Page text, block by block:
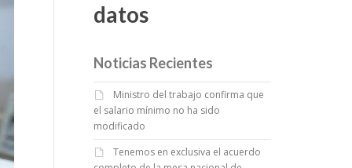
datos
Noticias Recientes
Ministro del trabajo confirma que
el salario mínimo no ha sido
modificado
Tenemos en exclusiva el acuerdo